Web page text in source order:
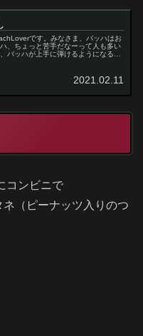
です。みなさま、バッハはお
、ちょっと苦手だなーって人も多い
バッハが上手に弾けるようになると
2021.02.11
コンビニで
（ピーナッツ入りのつ